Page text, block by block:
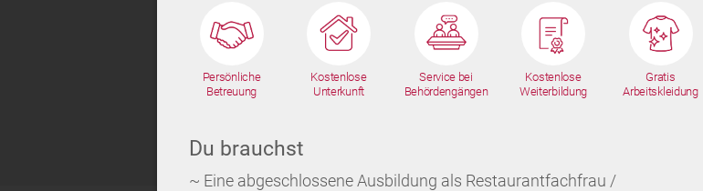
Persönliche
Betreuung
Kostenlose
Unterkunft
Service bei
Behördengängen
Kostenlose
Weiterbildung
Gratis
Arbeitskleidung
Du brauchst
~ Eine abgeschlossene Ausbildung als Restaurantfachfrau /